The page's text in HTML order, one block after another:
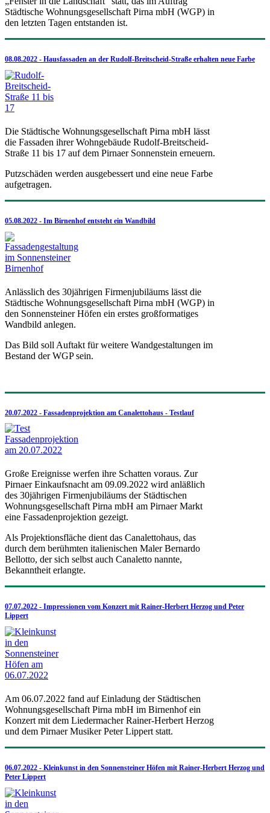
Städtische Wohnungsgesellschaft Pirna mbH (WGP) in
den letzten Tagen entstanden ist.
08.08.2022 - Hausfassaden an der Rudolf-Breitscheid-Straße erhalten neue Farbe
Die Städtische Wohnungsgesellschaft Pirna mbH lässt
die Fassaden ihrer Wohngebäude Rudolf-Breitscheid-
Straße 11 bis 17 auf dem Pirnaer Sonnenstein erneuern.
Putzschäden werden ausgebessert und eine neue Farbe
aufgetragen.
05.08.2022 - Im Birnenhof entsteht ein Wandbild
Anlässlich des 30jährigen Firmenjubiläums lässt die
Städtische Wohnungsgesellschaft Pirna mbH (WGP) in
den Sonnensteiner Höfen ein erstes großformatiges
Wandbild anlegen.
Das Bild soll Auftakt für weitere Wandgestaltungen im
Bestand der WGP sein.
20.07.2022 - Fassadenprojektion am Canalettohaus - Testlauf
Große Ereignisse werfen ihre Schatten voraus. Zur
Pirnaer Einkaufsnacht am 09.09.2022 wird anläßlich
des 30jährigen Firmenjubiläums der Städtischen
Wohnungsgesellschaft Pirna mbH am Pirnaer Markt
eine Fassadenprojektion gezeigt.
Als Projektionsfläche dient das Canalettohaus, das
durch dem berühmten italienischen Maler Bernardo
Bellotto, der sich selbst auch Canaletto nannte,
Bekanntheit erlangte.
07.07.2022 - Impressionen vom Konzert mit Rainer-Herbert Herzog und Peter
Lippert
Am 06.07.2022 fand auf Einladung der Städtischen
Wohnungsgesellschaft Pirna mbH im Birnenhof ein
Konzert mit dem Liedermacher Rainer-Herbert Herzog
und dem Pirnaer Musiker Peter Lippert statt.
06.07.2022 - Kleinkunst in den Sonnensteiner Höfen mit Rainer-Herbert Herzog und
Peter Lippert